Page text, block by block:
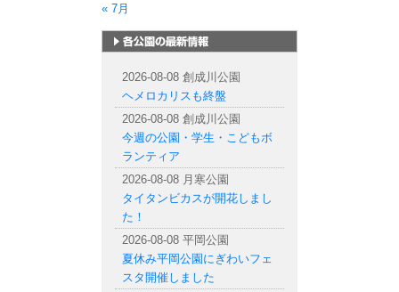
« 7月
2026-08-08 創成川公園
ヘメロカリスも終盤
2026-08-08 創成川公園
今週の公園・学生・こどもボ
ランティア
2026-08-08 月寒公園
タイタンビカスが開花しまし
た！
2026-08-08 平岡公園
夏休み平岡公園にぎわいフェ
スタ開催しました